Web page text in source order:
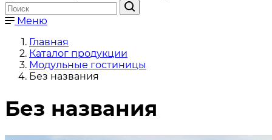
Меню
Главная
Каталог продукции
Модульные гостиницы
Без названия
Без названия